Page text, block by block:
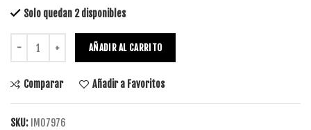
Solo quedan 2 disponibles
AÑADIR AL CARRITO
Comparar Añadir a Favoritos
SKU: IM07976